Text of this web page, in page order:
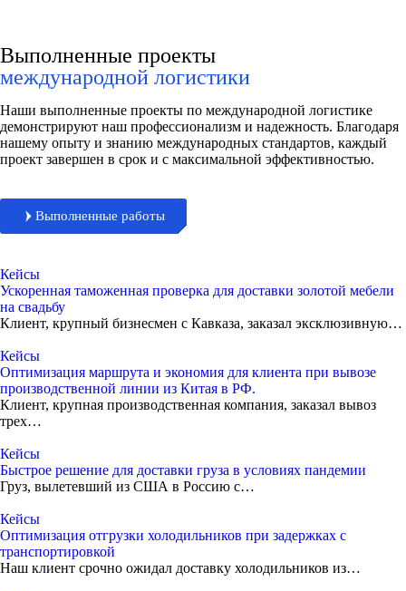
Выполненные проекты
международной логистики
Наши выполненные проекты по международной логистике
демонстрируют наш профессионализм и надежность. Благодаря
нашему опыту и знанию международных стандартов, каждый
проект завершен в срок и с максимальной эффективностью.
Выполненные работы
Кейсы
Ускоренная таможенная проверка для доставки золотой мебели
на свадьбу
Клиент, крупный бизнесмен с Кавказа, заказал эксклюзивную…
Кейсы
Оптимизация маршрута и экономия для клиента при вывозе
производственной линии из Китая в РФ.
Клиент, крупная производственная компания, заказал вывоз
трех…
Кейсы
Быстрое решение для доставки груза в условиях пандемии
Груз, вылетевший из США в Россию с…
Кейсы
Оптимизация отгрузки холодильников при задержках с
транспортировкой
Наш клиент срочно ожидал доставку холодильников из…